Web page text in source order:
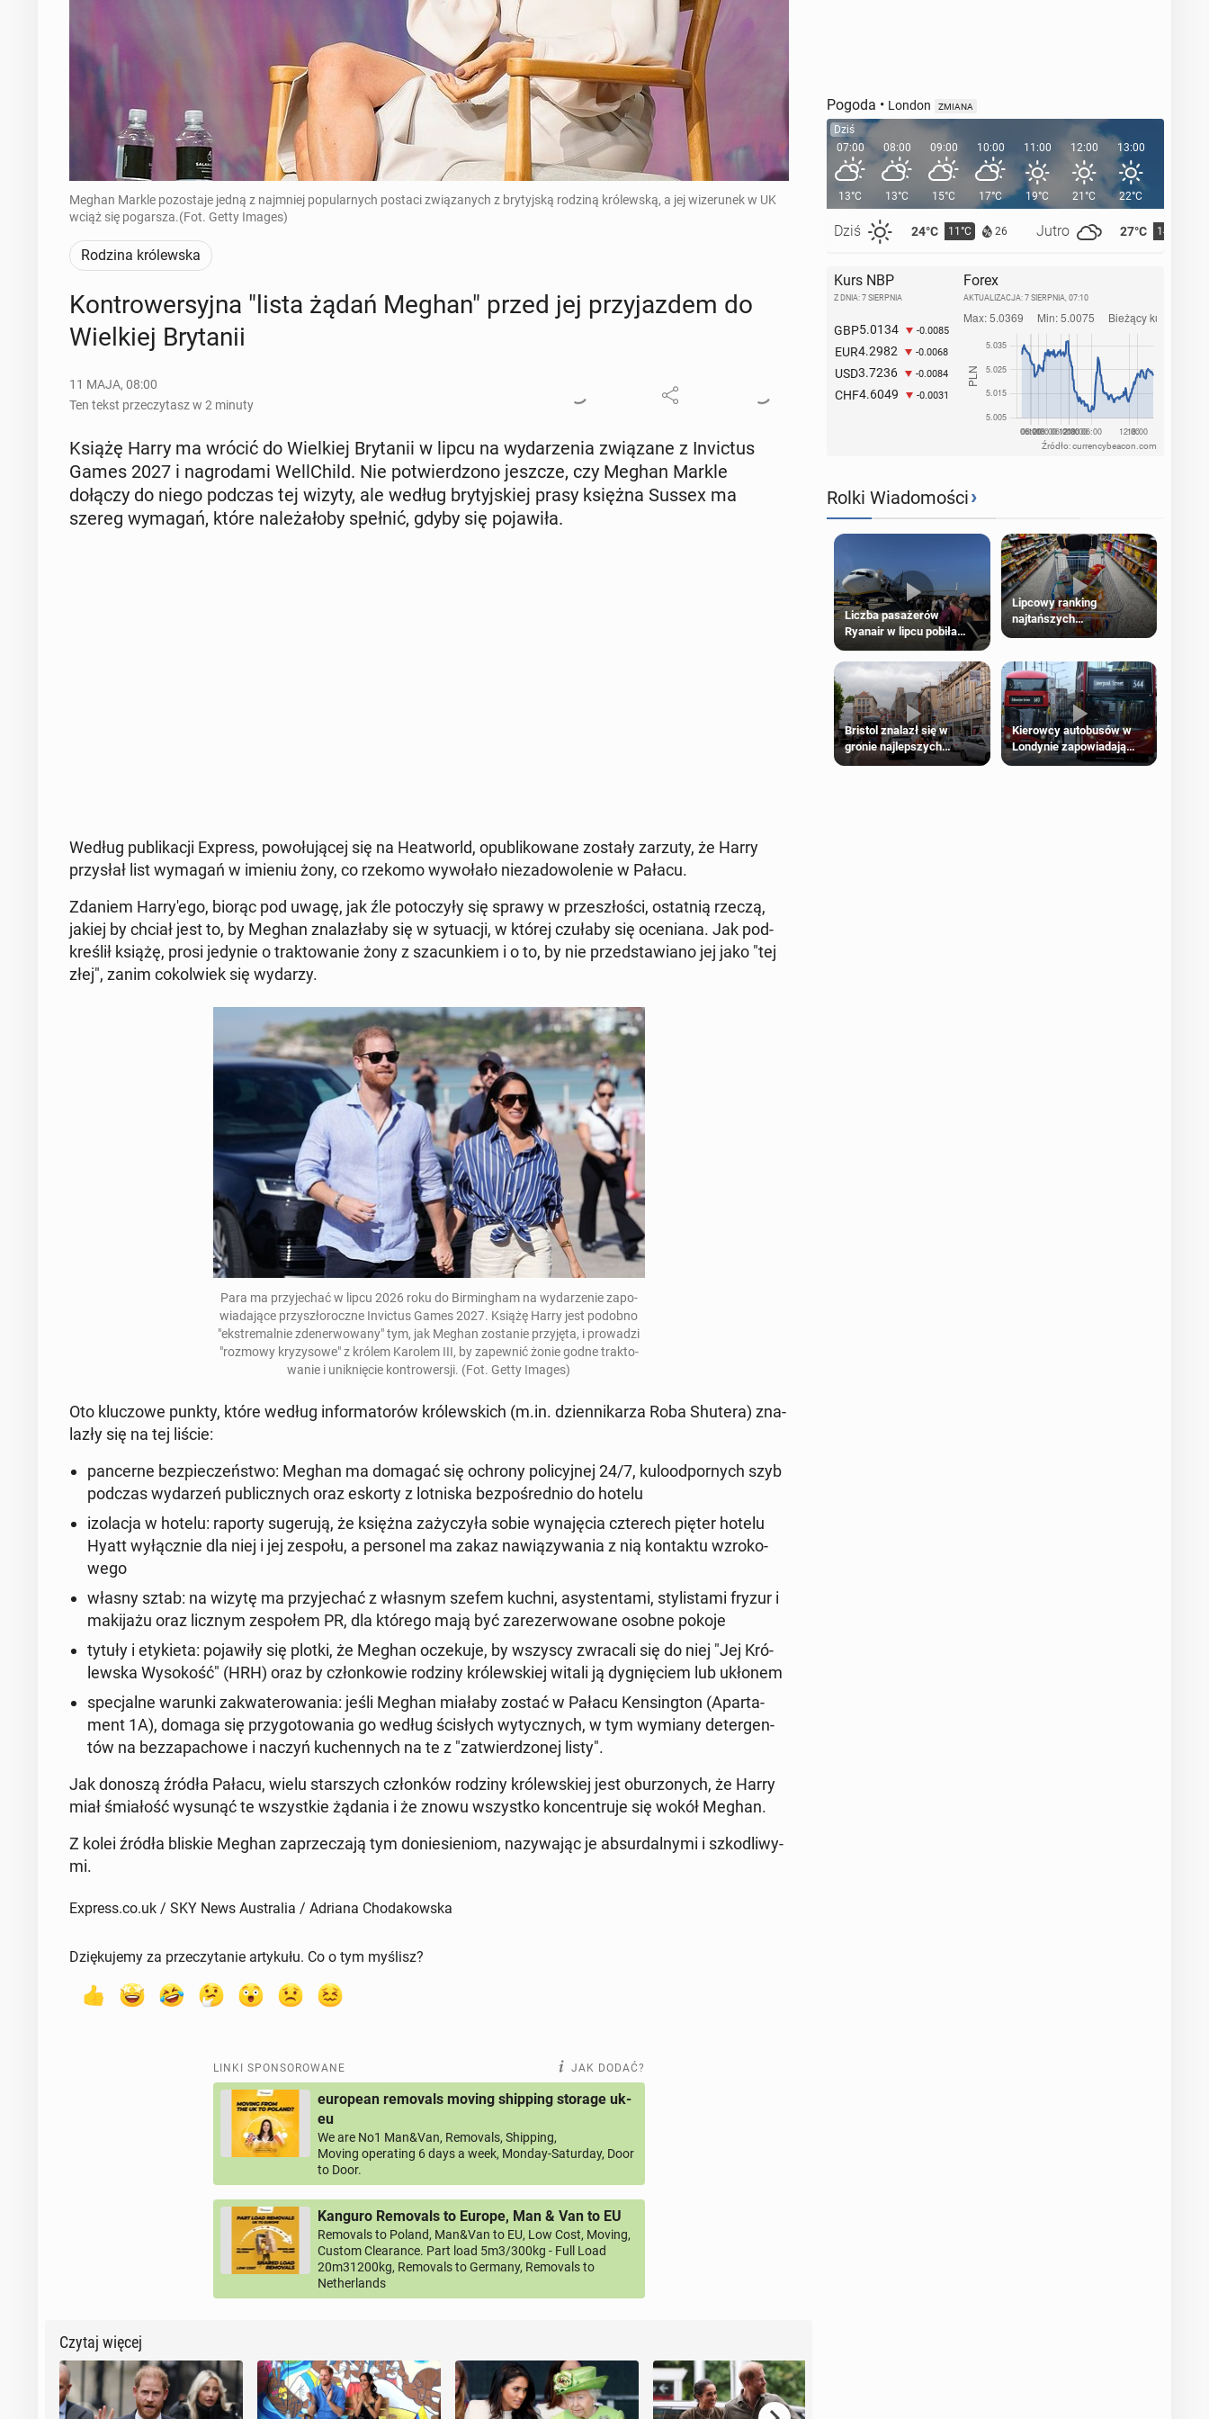
Meghan Markle pozostaje jedną z najmniej popularnych postaci związanych z brytyjską rodziną królewską, a jej wizerunek w UK
wciąż się pogarsza.(Fot. Getty Images)
Rodzina królewska
Kon­tro­wer­syj­na "lista żądań Meghan" przed jej przy­jaz­dem do
Wiel­kiej Bry­ta­nii
11 MAJA, 08:00
Ten tekst przeczytasz w 2 minuty
Książę Harry ma wrócić do Wiel­kiej Bry­ta­nii w lipcu na wy­da­rze­nia zwią­za­ne z In­vic­tus
Games 2027 i na­gro­da­mi Wel­l­Child. Nie po­twier­dzo­no jeszcze, czy Meghan Markle
dołączy do niego podczas tej wizyty, ale według bry­tyj­skiej prasy księżna Sussex ma
szereg wymagań, które na­le­ża­ło­by spełnić, gdyby się po­ja­wi­ła.
Według pu­bli­ka­cji Express, po­wo­łu­ją­cej się na He­atworld, opu­bli­ko­wa­ne zostały zarzuty, że Harry
przy­słał list wymagań w imieniu żony, co rzekomo wy­wo­ła­ło nie­za­do­wo­le­nie w Pałacu.
Zdaniem Har­ry­'e­go, biorąc pod uwagę, jak źle po­to­czy­ły się sprawy w prze­szło­ści, ostat­nią rzeczą,
jakiej by chciał jest to, by Meghan zna­la­zła­by się w sy­tu­acji, w której czułaby się oce­nia­na. Jak pod­
kre­ślił książę, prosi jedynie o trak­to­wa­nie żony z sza­cun­kiem i o to, by nie przed­sta­wia­no jej jako "tej
złej", zanim co­kol­wiek się wydarzy.
Para ma przy­je­chać w lipcu 2026 roku do Bir­ming­ham na wy­da­rze­nie za­po­
wia­da­ją­ce przy­szło­rocz­ne In­vic­tus Games 2027. Książę Harry jest podobno
"eks­tre­mal­nie zde­ner­wo­wa­ny" tym, jak Meghan zo­sta­nie przy­ję­ta, i pro­wa­dzi
"rozmowy kry­zy­so­we" z królem Karolem III, by za­pew­nić żonie godne trak­to­
wa­nie i unik­nię­cie kon­tro­wer­sji. (Fot. Getty Images)
Oto klu­czo­we punkty, które według in­for­ma­to­rów kró­lew­skich (m.in. dzien­ni­ka­rza Roba Shutera) zna­
la­zły się na tej liście:
pan­cer­ne bez­pie­czeń­stwo: Meghan ma domagać się ochrony po­li­cyj­nej 24/7, ku­lo­od­por­nych szyb
podczas wy­da­rzeń pu­blicz­nych oraz eskorty z lot­ni­ska bez­po­śred­nio do hotelu
izo­la­cja w hotelu: raporty su­ge­ru­ją, że księżna za­ży­czy­ła sobie wy­na­ję­cia czte­rech pięter hotelu
Hyattwy­łącz­nie dla niej i jej zespołu, a per­so­nel ma zakaz na­wią­zy­wa­nia z nią kon­tak­tu wzro­ko­
we­go
własny sztab: na wizytę ma przy­je­chać z własnym szefem kuchni, asy­sten­ta­mi, sty­li­sta­mi fryzur i
ma­ki­ja­żu oraz licznym ze­spo­łem PR, dla którego mają być za­re­zer­wo­wa­ne osobne pokoje
tytuły i ety­kie­ta: po­ja­wi­ły się plotki, że Meghan ocze­ku­je, by wszyscy zwra­ca­li się do niej "Jej Kró­
lew­ska Wy­so­kość" (HRH) oraz by człon­ko­wie rodziny kró­lew­skiej witali ją dy­gnię­ciem lub ukłonem
spe­cjal­ne warunki za­kwa­te­ro­wa­nia: jeśli Meghan miałaby zostać w Pałacu Ken­sing­ton (Apar­ta­
ment 1A), domaga się przy­go­to­wa­nia go według ści­słych wy­tycz­nych, w tym wymiany de­ter­gen­
tów na bez­za­pa­cho­we i naczyń ku­chen­nych na te z "za­twier­dzo­nej listy".
Jak donoszą źródła Pałacu, wielu star­szych człon­ków rodziny kró­lew­skiej jest obu­rzo­nych, że Harry
miał śmia­łość wysunąć te wszyst­kie żądania i że znowu wszyst­ko kon­cen­tru­je się wokół Meghan.
Z kolei źródła bliskie Meghan za­prze­cza­ją tym do­nie­sie­niom, na­zy­wa­jąc je ab­sur­dal­ny­mi i szko­dli­wy­
mi.
Express.co.uk / SKY News Australia / Adriana Chodakowska
Dziękujemy za przeczytanie artykułu. Co o tym myślisz?
LINKI SPONSOROWANE JAK DODAĆ?
european removals moving shipping storage uk-
eu
We are No1 Man&Van, Removals, Shipping,
Moving operating 6 days a week, Monday-Saturday, Door
to Door.
Kanguro Removals to Europe, Man & Van to EU
Removals to Poland, Man&Van to EU, Low Cost, Moving,
Custom Clearance. Part load 5m3/300kg - Full Load
20m31200kg, Removals to Germany, Removals to
Netherlands
Czytaj więcej
Pogoda • London ZMIANA
Dziś
07:00
13°C
Dziś 24°C 11°C 26 Jutro 27°C 14°C
08:00
13°C
09:00
15°C
10:00
17°C
11:00
19°C
12:00
21°C
13:00
22°C
Kurs NBP
Z DNIA: 7 SIERPNIA
GBP5.0134 -0.0085
EUR4.2982 -0.0068
USD3.7236 -0.0084
CHF4.6049 -0.0031
Forex
AKTUALIZACJA: 7 SIERPNIA, 07:10
Źródło: currencybeacon.com
Rolki Wiadomości›
Liczba pasażerów
Ryanair w lipcu pobiła
rekord
Lipcowy ranking
najtańszych
supermarketów
Bristol znalazł się w
gronie najlepszych
kierunków podróży na
Kierowcy autobusów w
Londynie zapowiadają
strajki